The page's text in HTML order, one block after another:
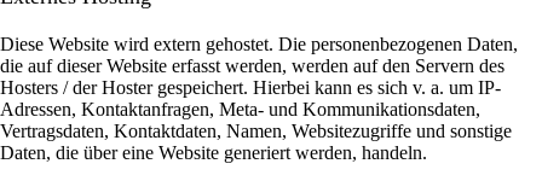
Diese Website wird extern gehostet. Die personenbezogenen Daten,
die auf dieser Website erfasst werden, werden auf den Servern des
Hosters / der Hoster gespeichert. Hierbei kann es sich v. a. um IP-
Adressen, Kontaktanfragen, Meta- und Kommunikationsdaten,
Vertragsdaten, Kontaktdaten, Namen, Websitezugriffe und sonstige
Daten, die über eine Website generiert werden, handeln.